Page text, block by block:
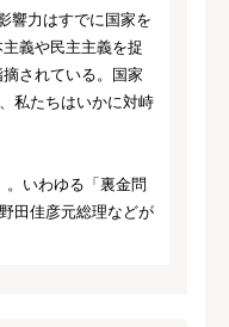
響力はすでに国家を
義や民主主義を捉
されている。国家
私たちはいかに対峙
。いわゆる「裏金問
田佳彦元総理などが